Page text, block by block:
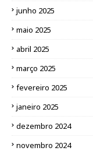
junho 2025
maio 2025
abril 2025
março 2025
fevereiro 2025
janeiro 2025
dezembro 2024
novembro 2024